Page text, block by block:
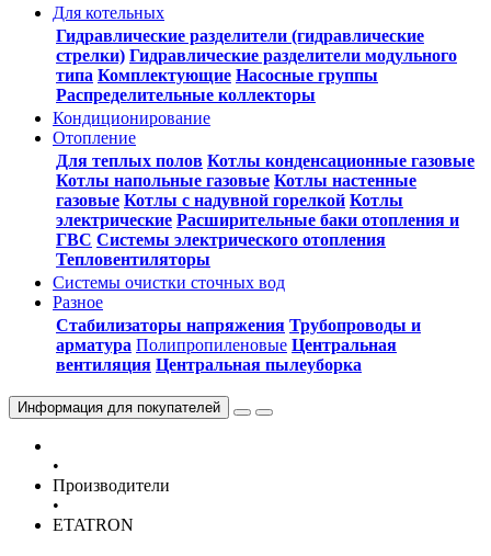
Для котельных
Гидравлические разделители (гидравлические
стрелки) Гидравлические разделители модульного
типа Комплектующие Насосные группы
Распределительные коллекторы
Кондиционирование
Отопление
Для теплых полов Котлы конденсационные газовые
Котлы напольные газовые Котлы настенные
газовые Котлы с надувной горелкой Котлы
электрические Расширительные баки отопления и
ГВС Системы электрического отопления
Тепловентиляторы
Системы очистки сточных вод
Разное
Стабилизаторы напряжения Трубопроводы и
арматура Полипропиленовые Центральная
вентиляция Центральная пылеуборка
Информация для покупателей
•
Производители
•
ETATRON